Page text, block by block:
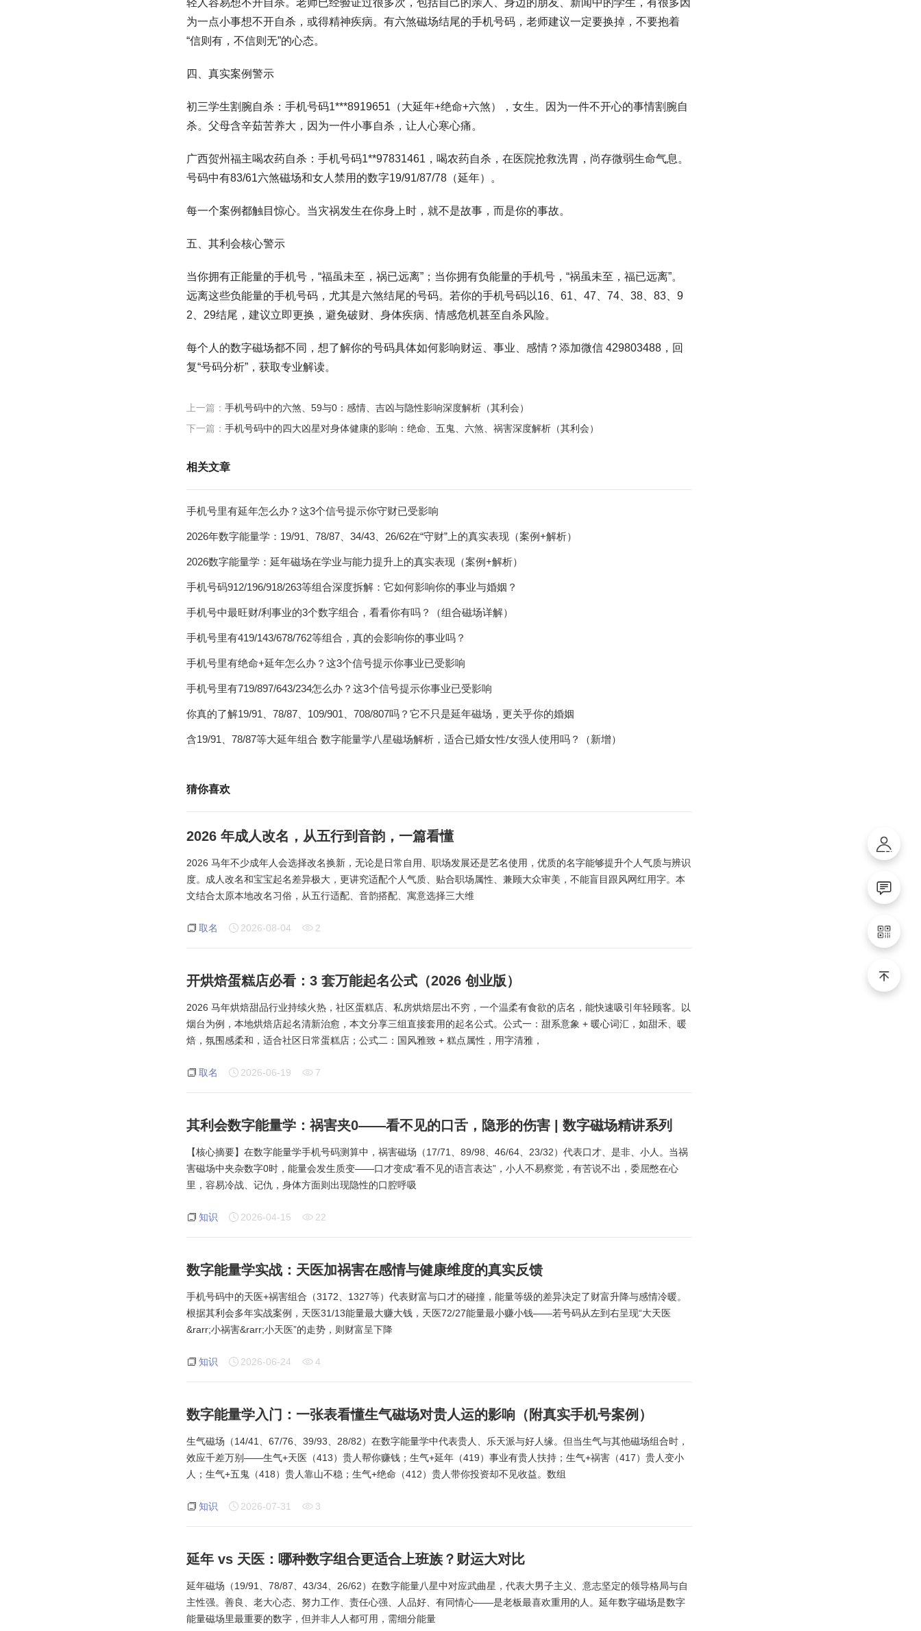
轻人容易想不开自杀。老师已经验证过很多次，包括自己的亲人、身边的朋友、新闻中的学生，有很多因
为一点小事想不开自杀，或得精神疾病。有六煞磁场结尾的手机号码，老师建议一定要换掉，不要抱着
“信则有，不信则无”的心态。
四、真实案例警示
初三学生割腕自杀：手机号码1***8919651（大延年+绝命+六煞），女生。因为一件不开心的事情割腕自
杀。父母含辛茹苦养大，因为一件小事自杀，让人心寒心痛。
广西贺州福主喝农药自杀：手机号码1**97831461，喝农药自杀，在医院抢救洗胃，尚存微弱生命气息。
号码中有83/61六煞磁场和女人禁用的数字19/91/87/78（延年）。
每一个案例都触目惊心。当灾祸发生在你身上时，就不是故事，而是你的事故。
五、其利会核心警示
当你拥有正能量的手机号，“福虽未至，祸已远离”；当你拥有负能量的手机号，“祸虽未至，福已远离”。
远离这些负能量的手机号码，尤其是六煞结尾的号码。若你的手机号码以16、61、47、74、38、83、9
2、29结尾，建议立即更换，避免破财、身体疾病、情感危机甚至自杀风险。
每个人的数字磁场都不同，想了解你的号码具体如何影响财运、事业、感情？添加微信 429803488，回
复“号码分析”，获取专业解读。
上一篇： 手机号码中的六煞、59与0：感情、吉凶与隐性影响深度解析（其利会）
下一篇： 手机号码中的四大凶星对身体健康的影响：绝命、五鬼、六煞、祸害深度解析（其利会）
相关文章
手机号里有延年怎么办？这3个信号提示你守财已受影响
2026年数字能量学：19/91、78/87、34/43、26/62在“守财”上的真实表现（案例+解析）
2026数字能量学：延年磁场在学业与能力提升上的真实表现（案例+解析）
手机号码912/196/918/263等组合深度拆解：它如何影响你的事业与婚姻？
手机号中最旺财/利事业的3个数字组合，看看你有吗？（组合磁场详解）
手机号里有419/143/678/762等组合，真的会影响你的事业吗？
手机号里有绝命+延年怎么办？这3个信号提示你事业已受影响
手机号里有719/897/643/234怎么办？这3个信号提示你事业已受影响
你真的了解19/91、78/87、109/901、708/807吗？它不只是延年磁场，更关乎你的婚姻
含19/91、78/87等大延年组合 数字能量学八星磁场解析，适合已婚女性/女强人使用吗？（新增）
猜你喜欢
2026 年成人改名，从五行到音韵，一篇看懂
2026 马年不少成年人会选择改名换新，无论是日常自用、职场发展还是艺名使用，优质的名字能够提升个人气质与辨识
度。成人改名和宝宝起名差异极大，更讲究适配个人气质、贴合职场属性、兼顾大众审美，不能盲目跟风网红用字。本
文结合太原本地改名习俗，从五行适配、音韵搭配、寓意选择三大维
取名 2026-08-04 2
开烘焙蛋糕店必看：3 套万能起名公式（2026 创业版）
2026 马年烘焙甜品行业持续火热，社区蛋糕店、私房烘焙层出不穷，一个温柔有食欲的店名，能快速吸引年轻顾客。以
烟台为例，本地烘焙店起名清新治愈，本文分享三组直接套用的起名公式。公式一：甜系意象 + 暖心词汇，如甜禾、暖
焙，氛围感柔和，适合社区日常蛋糕店；公式二：国风雅致 + 糕点属性，用字清雅，
取名 2026-06-19 7
其利会数字能量学：祸害夹0——看不见的口舌，隐形的伤害 | 数字磁场精讲系列
【核心摘要】在数字能量学手机号码测算中，祸害磁场（17/71、89/98、46/64、23/32）代表口才、是非、小人。当祸
害磁场中夹杂数字0时，能量会发生质变——口才变成“看不见的语言表达”，小人不易察觉，有苦说不出，委屈憋在心
里，容易冷战、记仇，身体方面则出现隐性的口腔呼吸
知识 2026-04-15 22
数字能量学实战：天医加祸害在感情与健康维度的真实反馈
手机号码中的天医+祸害组合（3172、1327等）代表财富与口才的碰撞，能量等级的差异决定了财富升降与感情冷暖。
根据其利会多年实战案例，天医31/13能量最大赚大钱，天医72/27能量最小赚小钱——若号码从左到右呈现“大天医
&rarr;小祸害&rarr;小天医”的走势，则财富呈下降
知识 2026-06-24 4
数字能量学入门：一张表看懂生气磁场对贵人运的影响（附真实手机号案例）
生气磁场（14/41、67/76、39/93、28/82）在数字能量学中代表贵人、乐天派与好人缘。但当生气与其他磁场组合时，
效应千差万别——生气+天医（413）贵人帮你赚钱；生气+延年（419）事业有贵人扶持；生气+祸害（417）贵人变小
人；生气+五鬼（418）贵人靠山不稳；生气+绝命（412）贵人带你投资却不见收益。数组
知识 2026-07-31 3
延年 vs 天医：哪种数字组合更适合上班族？财运大对比
延年磁场（19/91、78/87、43/34、26/62）在数字能量八星中对应武曲星，代表大男子主义、意志坚定的领导格局与自
主性强。善良、老大心态、努力工作、责任心强、人品好、有同情心——是老板最喜欢重用的人。延年数字磁场是数字
能量磁场里最重要的数字，但并非人人都可用，需细分能量